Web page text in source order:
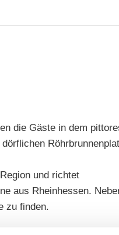
die Gäste in dem
und richtet
aus Rheinhessen.
zu finden.